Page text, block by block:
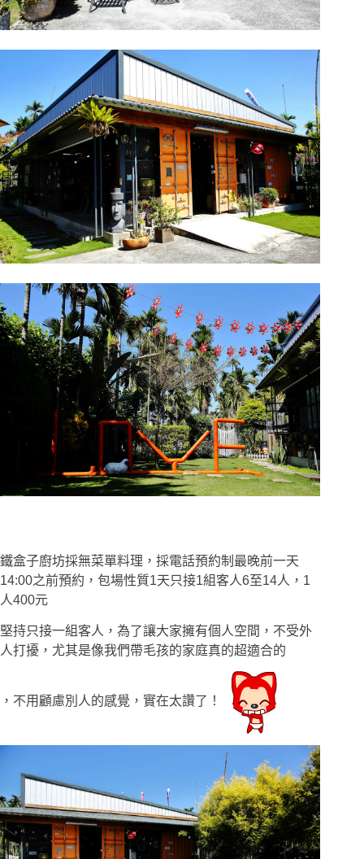
鐵盒子廚坊採無菜單料理，採電話預約制最晚前一天
14:00之前預約，包場性質1天只接1組客人6至14人，1
人400元
堅持只接一組客人，為了讓大家擁有個人空間，不受外
人打擾，尤其是像我們帶毛孩的家庭真的超適合的
，不用顧慮別人的感覺，實在太讚了！